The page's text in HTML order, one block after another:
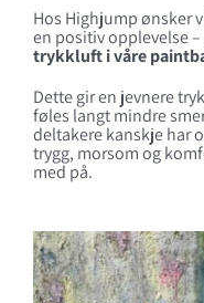
Hos Highjump ønsker
en positiv opplevelse
trykkluft i våre
Dette gir en jevnere
føles langt mindre
deltakere kanskje har
trygg, morsom og
med på.